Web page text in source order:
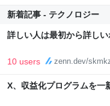
新着記事 - テクノロジー
詳しい人は最初から詳し
10 users zenn.dev/
X、収益化プログラムを